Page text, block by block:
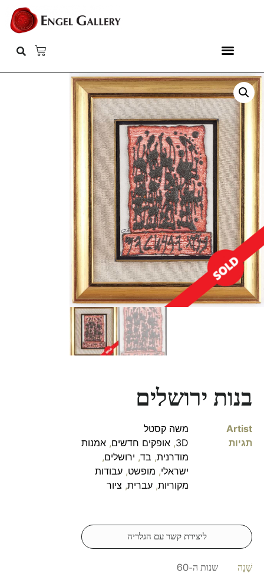
בנות ירושלים
Artist
משה קסטל
תגיות
3D
, אופקים חדשים, אמנות
מודרנית, בד, ירושלים,
ישראלי, מופשט, עבודות
מקוריות, עברית, ציור
ליצירת קשר עם הגלריה
שָׁנָה
שנות ה-60